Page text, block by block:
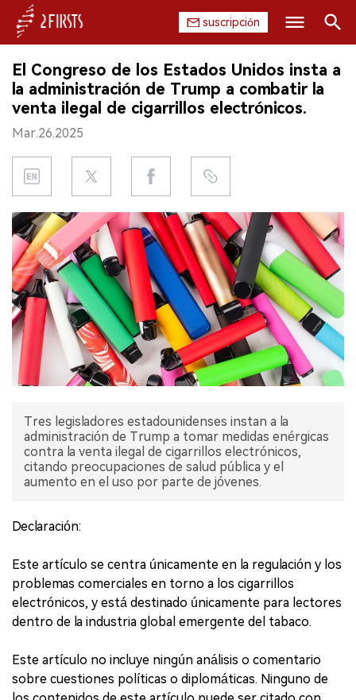
suscripción
INICIO
EMPRESA
PRODUCTO
REGULACIÓN
CHINA
DATOS
EXPOSICIÓN
ENTREVISTA
Buscar
El Congreso de los Estados Unidos insta a
la administración de Trump a combatir la
venta ilegal de cigarrillos electrónicos.
Mar.26.2025
Tres legisladores estadounidenses instan a la
administración de Trump a tomar medidas enérgicas
contra la venta ilegal de cigarrillos electrónicos,
citando preocupaciones de salud pública y el
aumento en el uso por parte de jóvenes.
Declaración:
Este artículo se centra únicamente en la regulación y los
problemas comerciales en torno a los cigarrillos
electrónicos, y está destinado únicamente para lectores
dentro de la industria global emergente del tabaco.
Este artículo no incluye ningún análisis o comentario
sobre cuestiones políticas o diplomáticas. Ninguno de